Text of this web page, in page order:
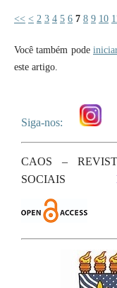
<< < 2 3 4 5 6 7 8 9 10
Você também pode
este artigo.
Siga-nos:
CAOS –
SOCIAIS